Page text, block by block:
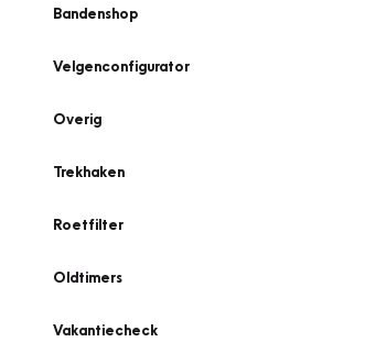
Bandenshop
Velgenconfigurator
Overig
Trekhaken
Roetfilter
Oldtimers
Vakantiecheck